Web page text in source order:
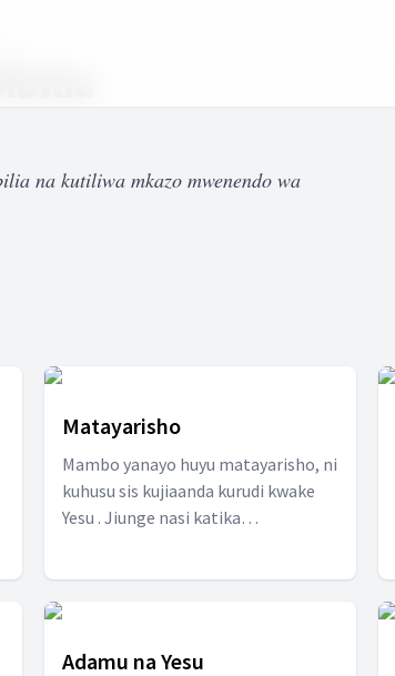
na kutiliwa mkazo mwenendo wa
Matayarisho
Mambo yanayo huyu matayarisho, ni
kuhusu sis kujiaanda kurudi kwake
Yesu . Jiunge nasi katika
Adamu na Yesu